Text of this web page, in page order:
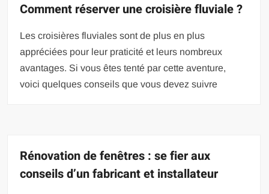
Comment réserver une croisière fluviale ?
Les croisières fluviales sont de plus en plus
appréciées pour leur praticité et leurs nombreux
avantages. Si vous êtes tenté par cette aventure,
voici quelques conseils que vous devez suivre
Rénovation de fenêtres : se fier aux
conseils d’un fabricant et installateur